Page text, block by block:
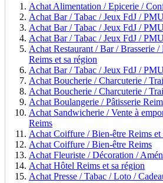
Achat Alimentation / Epicerie /
Achat Bar / Tabac / Jeux FdJ /
Achat Bar / Tabac / Jeux FdJ /
Achat Bar / Tabac / Jeux FdJ /
Achat Restaurant / Bar / Brasserie /
Reims et sa région
Achat Bar / Tabac / Jeux FdJ /
Achat Boucherie / Charcuterie /
Achat Boucherie / Charcuterie /
Achat Boulangerie / Pâtisserie
Achat Sandwicherie / Vente à
Reims
Achat Coiffure / Bien-être Reims et
Achat Coiffure / Bien-être Reims
Achat Fleuriste / Décoration /
Achat Hôtel Reims et sa région
Achat Presse / Tabac / Loto /